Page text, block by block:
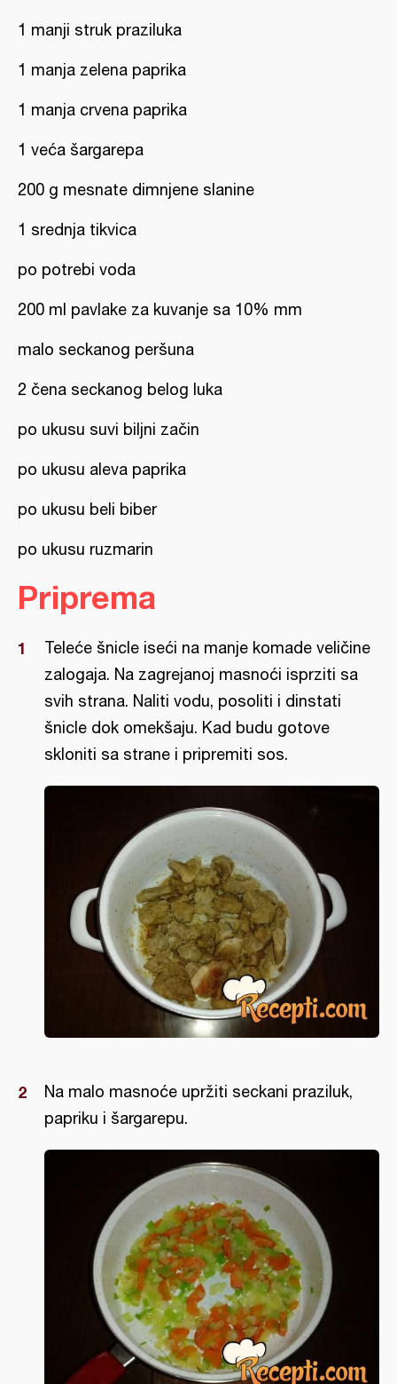
1 manji struk praziluka
1 manja zelena paprika
1 manja crvena paprika
1 veća šargarepa
200 g mesnate dimnjene slanine
1 srednja tikvica
po potrebi voda
200 ml pavlake za kuvanje sa 10% mm
malo seckanog peršuna
2 čena seckanog belog luka
po ukusu suvi biljni začin
po ukusu aleva paprika
po ukusu beli biber
po ukusu ruzmarin
Priprema
Teleće šnicle iseći na manje komade veličine
zalogaja. Na zagrejanoj masnoći isprziti sa
svih strana. Naliti vodu, posoliti i dinstati
šnicle dok omekšaju. Kad budu gotove
skloniti sa strane i pripremiti sos.
Na malo masnoće upržiti seckani praziluk,
papriku i šargarepu.